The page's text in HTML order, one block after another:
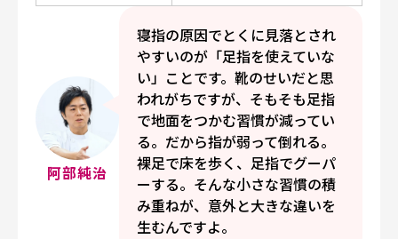
阿部純治
寝指の原因でとくに見落とされ
やすいのが「足指を使えていな
い」ことです。靴のせいだと思
われがちですが、そもそも足指
で地面をつかむ習慣が減ってい
る。だから指が弱って倒れる。
裸足で床を歩く、足指でグーパ
ーする。そんな小さな習慣の積
み重ねが、意外と大きな違いを
生むんですよ。